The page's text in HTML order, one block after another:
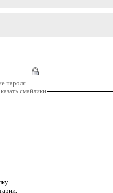
пароля
смайлики